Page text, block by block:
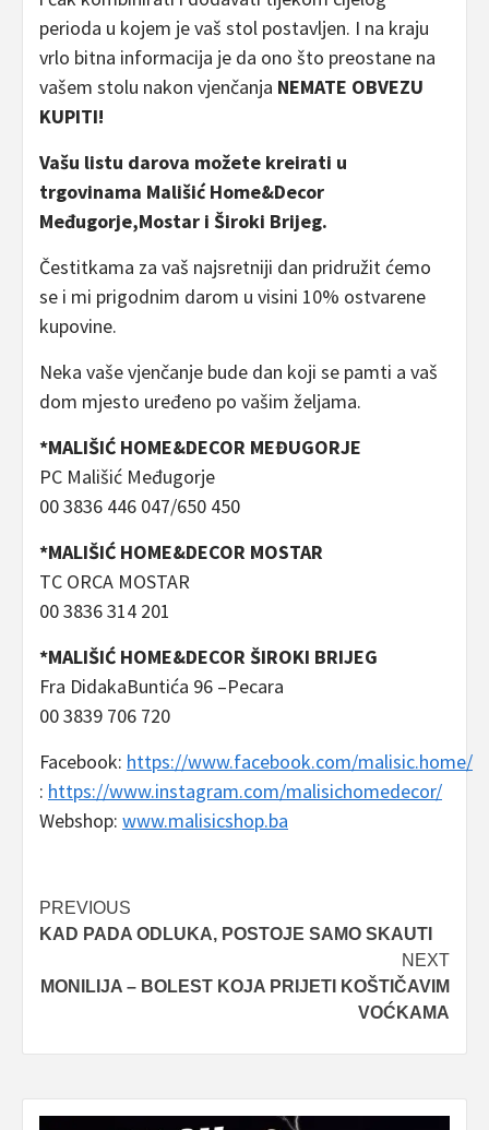
perioda u kojem je vaš stol postavljen. I na kraju
vrlo bitna informacija je da ono što preostane na
vašem stolu nakon vjenčanja NEMATE OBVEZU
KUPITI!
Vašu listu darova možete kreirati u
trgovinama Mališić Home&Decor
Međugorje,Mostar i Široki Brijeg.
Čestitkama za vaš najsretniji dan pridružit ćemo
se i mi prigodnim darom u visini 10% ostvarene
kupovine.
Neka vaše vjenčanje bude dan koji se pamti a vaš
dom mjesto uređeno po vašim željama.
*MALIŠIĆ HOME&DECOR MEĐUGORJE
PC Mališić Međugorje
00 3836 446 047/650 450
*MALIŠIĆ HOME&DECOR MOSTAR
TC ORCA MOSTAR
00 3836 314 201
*MALIŠIĆ HOME&DECOR ŠIROKI BRIJEG
Fra DidakaBuntića 96 –Pecara
00 3839 706 720
Facebook: https://www.facebook.com/malisic.home/
: https://www.instagram.com/malisichomedecor/
Webshop: www.malisicshop.ba
Post
navigation
PREVIOUS
KAD PADA ODLUKA, POSTOJE SAMO SKAUTI
NEXT
MONILIJA – BOLEST KOJA PRIJETI KOŠTIČAVIM
VOĆKAMA